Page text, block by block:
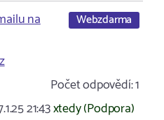
na
Webzdarma
Počet odpovědí:1
21:43xtedy (Podpora)